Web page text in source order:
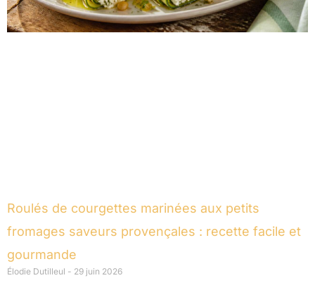
Roulés de courgettes marinées aux petits
fromages saveurs provençales : recette facile et
gourmande
Élodie Dutilleul 29 juin 2026